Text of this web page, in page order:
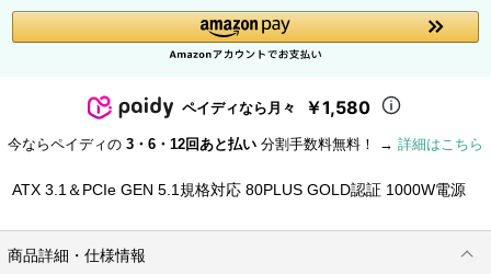
ペイディなら月々 ￥1,580
今ならペイディの 3・6・12回あと払い 分割手数料無料！ → 詳細はこちら
ATX 3.1＆PCIe GEN 5.1規格対応 80PLUS GOLD認証 1000W電源
商品詳細・仕様情報